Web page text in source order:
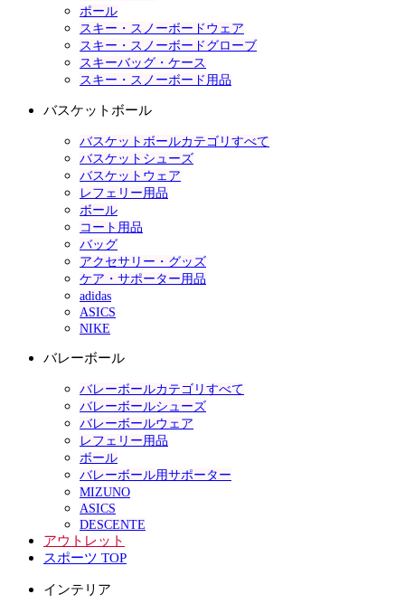
ポール
スキー・スノーボードウェア
スキー・スノーボードグローブ
スキーバッグ・ケース
スキー・スノーボード用品
バスケットボール
バスケットボールカテゴリすべて
バスケットシューズ
バスケットウェア
レフェリー用品
ボール
コート用品
バッグ
アクセサリー・グッズ
ケア・サポーター用品
adidas
ASICS
NIKE
バレーボール
バレーボールカテゴリすべて
バレーボールシューズ
バレーボールウェア
レフェリー用品
ボール
バレーボール用サポーター
MIZUNO
ASICS
DESCENTE
アウトレット
スポーツ TOP
インテリア